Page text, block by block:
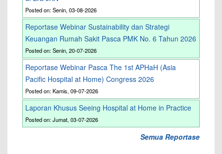
Posted on: Senin, 03-08-2026
Reportase Webinar Sustainability dan Strategi
Keuangan Rumah Sakit Pasca PMK No. 6 Tahun 2026
Posted on: Senin, 20-07-2026
Reportase Webinar Pasca The 1st APHaH (Asia
Pacific Hospital at Home) Congress 2026
Posted on: Kamis, 09-07-2026
Laporan Khusus Seeing Hospital at Home in Practice
Posted on: Jumat, 03-07-2026
Semua Reportase